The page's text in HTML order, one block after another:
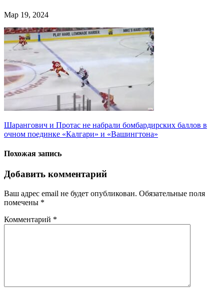
Мар 19, 2024
Навигация
по
записям
Шарангович и Протас не набрали бомбардирских баллов в
очном поединке «Калгари» и «Вашингтона»
Похожая запись
Добавить комментарий
Ваш адрес email не будет опубликован. Обязательные поля
помечены *
Комментарий *